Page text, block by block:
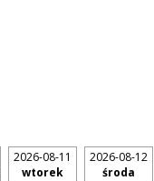
2026-08-11
wtorek
2026-08-12
środa